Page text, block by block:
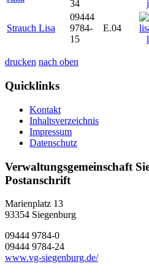
34
Strauch Lisa
09444
9784-
15
E.04
drucken nach oben
Quicklinks
Kontakt
Inhaltsverzeichnis
Impressum
Datenschutz
Verwaltungsgemeinschaft
Postanschrift
Marienplatz 13
93354 Siegenburg
09444 9784-0
09444 9784-24
www.vg-siegenburg.de/